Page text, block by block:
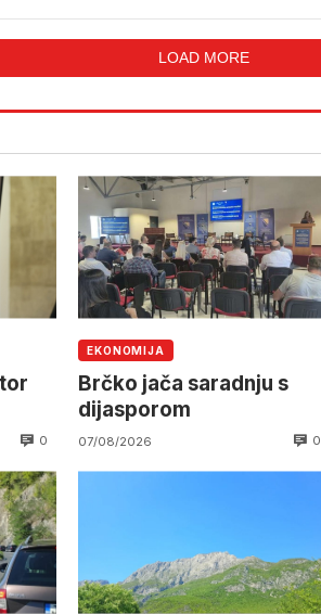
LOAD MORE
0
EKONOMIJA
Brčko jača saradnju s
dijasporom
07/08/2026 0